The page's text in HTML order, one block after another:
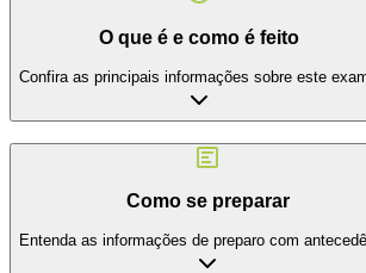
O que é e como é feito
Confira as principais informações sobre este
Como se preparar
Entenda as informações de preparo com